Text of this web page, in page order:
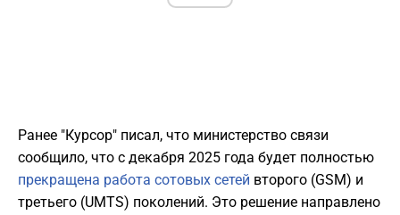
Ранее "Курсор" писал, что министерство связи
сообщило, что с декабря 2025 года будет полностью
прекращена работа сотовых сетей второго (GSM) и
третьего (UMTS) поколений. Это решение направлено